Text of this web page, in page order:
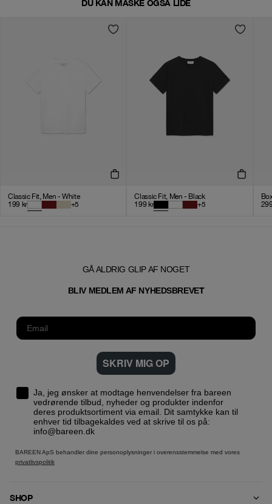
DU KAN MÅSKE OGSÅ LIDE
Classic Fit, Men - White
199 kr +5
Classic Fit, Men - Black
199 kr +5
GÅ ALDRIG GLIP AF NOGET
BLIV MEDLEM AF NYHEDSBREVET
SKRIV MIG OP
Ja, jeg ønsker at modtage henvendelser fra bareen
vedrørende tilbud, nyheder og produkter indenfor
deres produktsortiment via email. Dit samtykke kan til
enhver tid tilbagekaldes ved at skrive til os på:
info@bareen.dk
BAREEN ApS behandler dine personoplysninger i overensstemmelse med vores
privatlivspolitik
SHOP